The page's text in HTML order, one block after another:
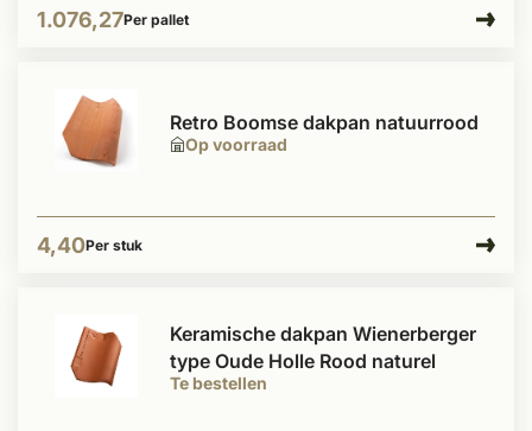
1.076,27Per pallet
Op voorraad
Retro Boomse dakpan natuurrood
4,40Per stuk
Te bestellen
Keramische dakpan Wienerberger
type Oude Holle Rood naturel